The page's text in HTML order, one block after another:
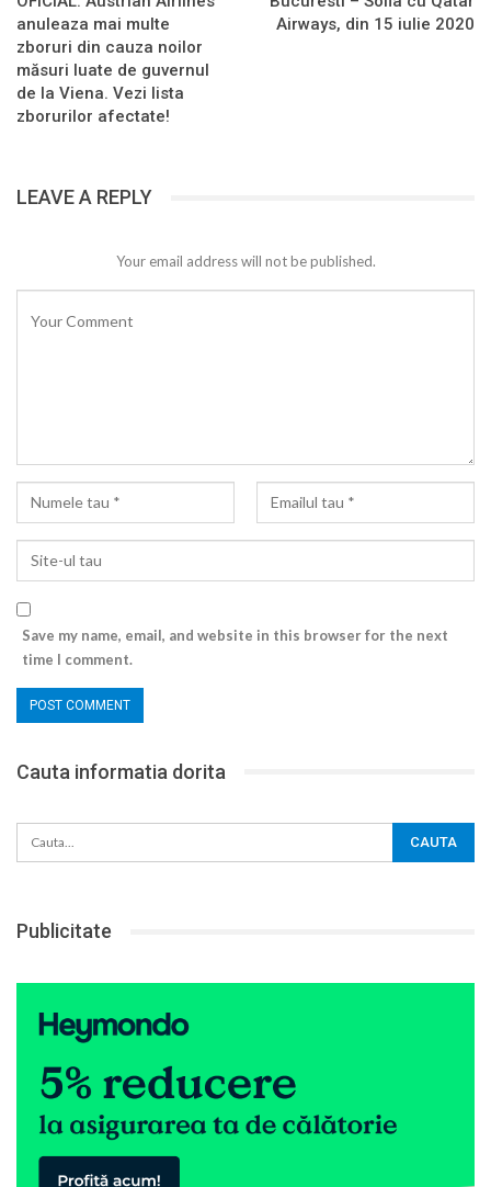
anuleaza mai multe
zboruri din cauza noilor
măsuri luate de guvernul
de la Viena. Vezi lista
zborurilor afectate!
Airways, din 15 iulie 2020
LEAVE A REPLY
Your email address will not be published.
Save my name, email, and website in this browser for the next
time I comment.
Cauta informatia dorita
Publicitate